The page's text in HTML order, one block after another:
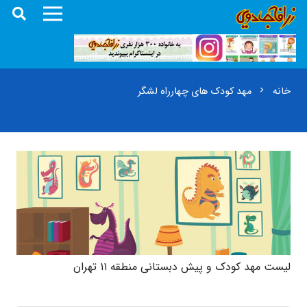
خانه chevron_right مهد کودک های چهارراه لشگر
لیست مهد کودک و پیش دبستانی منطقه ۱۱ تهران